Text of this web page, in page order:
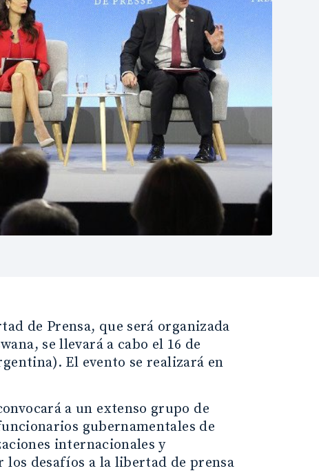
de Prensa, que será organizada
se llevará a cabo el 16 de
El evento se realizará en
a un extenso grupo de
gubernamentales de
internacionales y
desafíos a la libertad de prensa